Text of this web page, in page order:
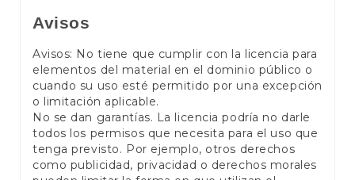
Avisos
Avisos: No tiene que cumplir con la licencia para
elementos del material en el dominio público o
cuando su uso esté permitido por una excepción
o limitación aplicable.
No se dan garantías. La licencia podría no darle
todos los permisos que necesita para el uso que
tenga previsto. Por ejemplo, otros derechos
como publicidad, privacidad o derechos morales